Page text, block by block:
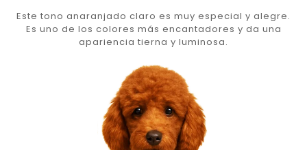
Este tono anaranjado claro es muy especial y alegre.
Es uno de los colores más encantadores y da una
apariencia tierna y luminosa.